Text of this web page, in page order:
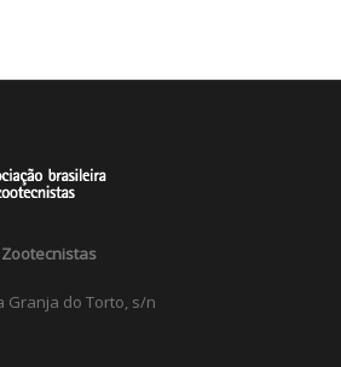
Granja do Torto, s/n